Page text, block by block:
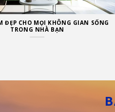
ĐẸP CHO MỌI KHÔNG GIAN SỐNG
TRONG NHÀ BẠN